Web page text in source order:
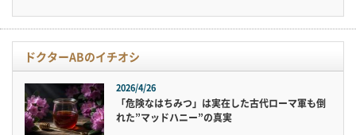
ドクターABのイチオシ
2026/4/26
「危険なはちみつ」は実在した古代ローマ軍も倒
れた”マッドハニー”の真実